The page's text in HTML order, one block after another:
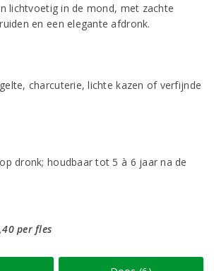
lichtvoetig in de mond, met zachte
en een elegante afdronk.
charcuterie, lichte kazen of verfijnde
dronk; houdbaar tot 5 à 6 jaar na de
per fles